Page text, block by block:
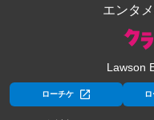
エンタ
Lawson
ローチケ